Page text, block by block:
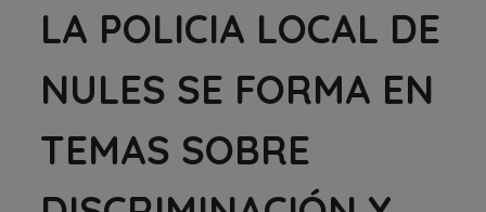
LA POLICIA LOCAL DE
NULES SE FORMA EN
TEMAS SOBRE